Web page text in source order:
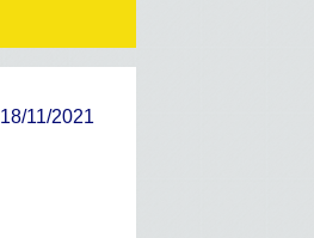
18/11/2021